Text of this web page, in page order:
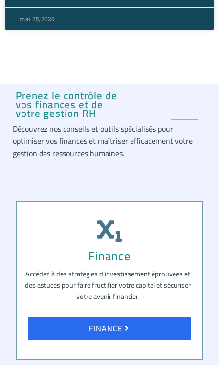
mai 25, 2025
Prenez le contrôle de
vos finances et de
votre gestion RH
Découvrez nos conseils et outils spécialisés pour
optimiser vos finances et maîtriser efficacement votre
gestion des ressources humaines.
Finance
Accédez à des stratégies d’investissement éprouvées et
des astuces pour faire fructifier votre capital et sécuriser
votre avenir financier.
FINANCE